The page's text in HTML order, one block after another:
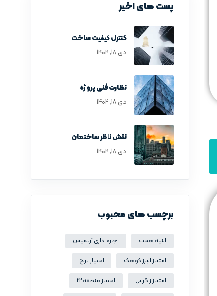
پست های اخیر
کنترل کیفیت ساخت
دی ۱۸, ۱۴۰۴
نظارت فنی پروژه
دی ۱۸, ۱۴۰۴
نقش ناظر ساختمان
دی ۱۸, ۱۴۰۴
برچسب های محبوب
ابنیه همت اجاره اداری آرتمیس
امتیاز البرز کوهک امتیاز ترنج
امتیاز زاگرس امتیاز منطقه 22